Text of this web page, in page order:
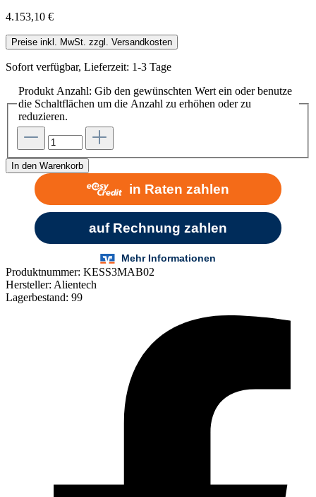
4.153,10 €
Preise inkl. MwSt. zzgl. Versandkosten
Sofort verfügbar, Lieferzeit: 1-3 Tage
Produkt Anzahl: Gib den gewünschten Wert ein oder benutze
die Schaltflächen um die Anzahl zu erhöhen oder zu
reduzieren.
In den Warenkorb
Produktnummer: KESS3MAB02
Hersteller: Alientech
Lagerbestand: 99